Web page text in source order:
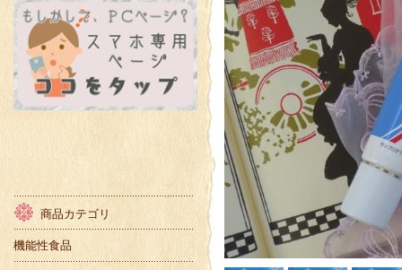
商品カテゴリ
機能性食品